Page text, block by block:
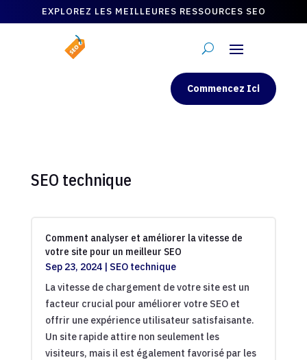
EXPLOREZ LES MEILLEURES RESSOURCES SEO
Commencez Ici
SEO technique
Comment analyser et améliorer la vitesse de
votre site pour un meilleur SEO
Sep 23, 2024| SEO technique
La vitesse de chargement de votre site est un
facteur crucial pour améliorer votre SEO et
offrir une expérience utilisateur satisfaisante.
Un site rapide attire non seulement les
visiteurs, mais il est également favorisé par les